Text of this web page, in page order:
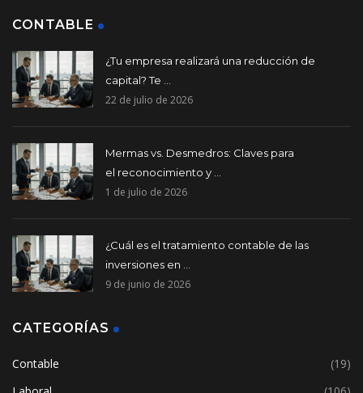
CONTABLE
¿Tu empresa realizará una reducción de
capital? Te ...
22 de julio de 2026
Mermas vs. Desmedros: Claves para
el reconocimiento y ...
1 de julio de 2026
¿Cuál es el tratamiento contable de las
inversiones en ...
9 de junio de 2026
CATEGORÍAS
Contable
(19)